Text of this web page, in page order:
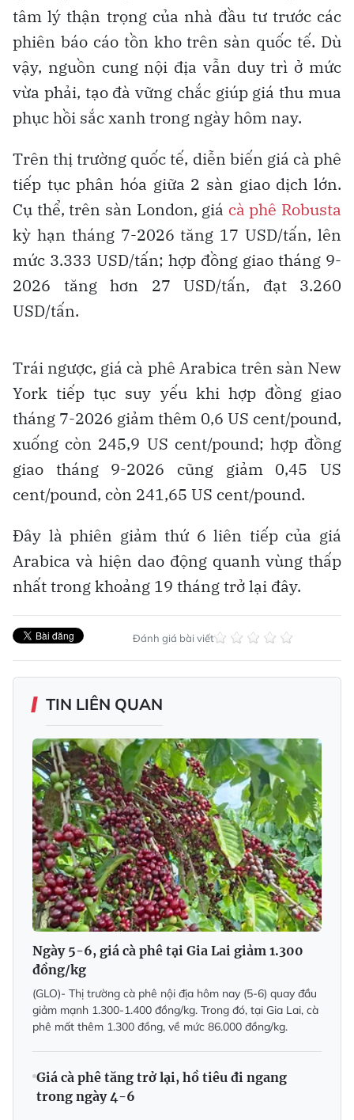
tâm lý thận trọng của nhà đầu tư trước các
phiên báo cáo tồn kho trên sàn quốc tế. Dù
vậy, nguồn cung nội địa vẫn duy trì ở mức
vừa phải, tạo đà vững chắc giúp giá thu mua
phục hồi sắc xanh trong ngày hôm nay.
Trên thị trường quốc tế, diễn biến giá cà phê
tiếp tục phân hóa giữa 2 sàn giao dịch lớn.
Cụ thể, trên sàn London, giá cà phê Robusta
kỳ hạn tháng 7-2026 tăng 17 USD/tấn, lên
mức 3.333 USD/tấn; hợp đồng giao tháng 9-
2026 tăng hơn 27 USD/tấn, đạt 3.260
USD/tấn.
Trái ngược, giá cà phê Arabica trên sàn New
York tiếp tục suy yếu khi hợp đồng giao
tháng 7-2026 giảm thêm 0,6 US cent/pound,
xuống còn 245,9 US cent/pound; hợp đồng
giao tháng 9-2026 cũng giảm 0,45 US
cent/pound, còn 241,65 US cent/pound.
Đây là phiên giảm thứ 6 liên tiếp của giá
Arabica và hiện dao động quanh vùng thấp
nhất trong khoảng 19 tháng trở lại đây.
Đánh giá bài viết
TIN LIÊN QUAN
Ngày 5-6, giá cà phê tại Gia Lai giảm 1.300
đồng/kg
(GLO)- Thị trường cà phê nội địa hôm nay (5-6) quay đầu
giảm mạnh 1.300-1.400 đồng/kg. Trong đó, tại Gia Lai, cà
phê mất thêm 1.300 đồng, về mức 86.000 đồng/kg.
Giá cà phê tăng trở lại, hồ tiêu đi ngang
trong ngày 4-6